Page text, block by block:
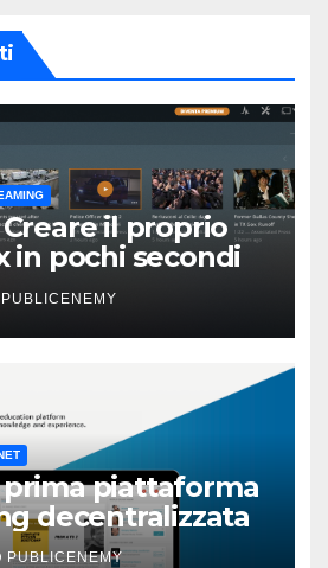
il proprio
in pochi secondi
PUBLICENEMY
prima piattaforma
decentralizzata
PUBLICENEMY